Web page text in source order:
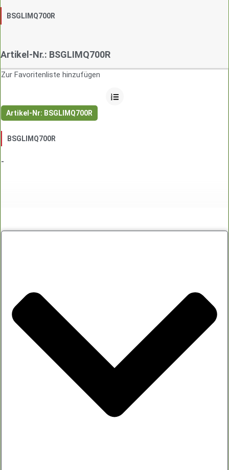
BSGLIMQ700R
Artikel-Nr.: BSGLIMQ700R
Zur Favoritenliste hinzufügen
Artikel-Nr: BSGLIMQ700R
BSGLIMQ700R
-